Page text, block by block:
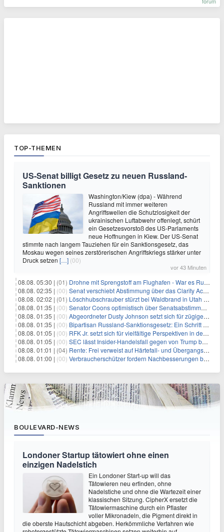
TOP-THEMEN
US-Senat billigt Gesetz zu neuen Russland-
Sanktionen
Washington/Kiew (dpa) - Während
Russland mit immer weiteren
Angriffswellen die Schutzlosigkeit der
ukrainischen Luftabwehr offenlegt, schürt
ein Gesetzesvorstoß des US-Parlaments
neue Hoffnungen in Kiew. Der US-Senat
stimmte nach langem Tauziehen für ein Sanktionsgesetz, das
Moskau wegen seines zerstörerischen Angriffskriegs stärker unter
Druck setzen […] (00)
vor 43 Minuten
08.08. 05:30 | (01) Drohne mit Sprengstoff am Flughafen - War es Russland?
08.08. 02:35 | (00) Senat verschiebt Abstimmung über das Clarity Act: Auswirkungen auf Unternehmen und das Vertrauen der Investoren
08.08. 02:02 | (01) Löschhubschrauber stürzt bei Waldbrand in Utah ab
08.08. 01:35 | (00) Senator Coons optimistisch über Senatsabstimmungen angesichts von Finanzierungsbedenken
08.08. 01:35 | (00) Abgeordneter Dusty Johnson setzt sich für zügige Regierungsfinanzierung angesichts von Shutdown-Risiken ein
08.08. 01:35 | (00) Bipartisan Russland-Sanktionsgesetz: Ein Schritt in Richtung Energieunabhängigkeit
08.08. 01:05 | (00) RFK Jr. setzt sich für vielfältige Perspektiven in der Gesundheitspolitik beim CDC-Gedenkakt ein
08.08. 01:05 | (00) SEC lässt Insider-Handelsfall gegen von Trump begnadigten Manager fallen
08.08. 01:01 | (04) Rente: Frei verweist auf Härtefall- und Übergangsregelungen
08.08. 01:00 | (00) Verbraucherschützer fordern Nachbesserungen bei Frühstartrente
BOULEVARD-NEWS
Londoner Startup tätowiert ohne einen
einzigen Nadelstich
Ein Londoner Start-up will das
Tätowieren neu erfinden, ohne
Nadelstiche und ohne die Wartezeit einer
klassischen Sitzung. CipherX ersetzt die
Tätowiermaschine durch ein Pflaster
voller Mikronadeln, die Pigment direkt in
die oberste Hautschicht abgeben. Herkömmliche Verfahren wie